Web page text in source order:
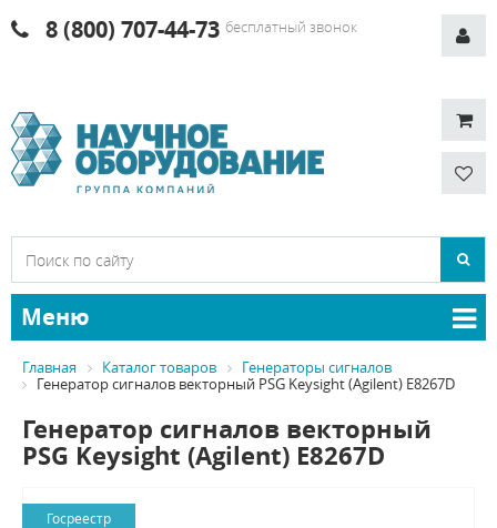
8 (800) 707-44-73 бесплатный звонок
Меню
Главная Каталог товаров
Генераторы сигналов
Генератор сигналов векторный PSG Keysight (Agilent) E8267D
Генератор сигналов векторный
PSG Keysight (Agilent) E8267D
Госреестр